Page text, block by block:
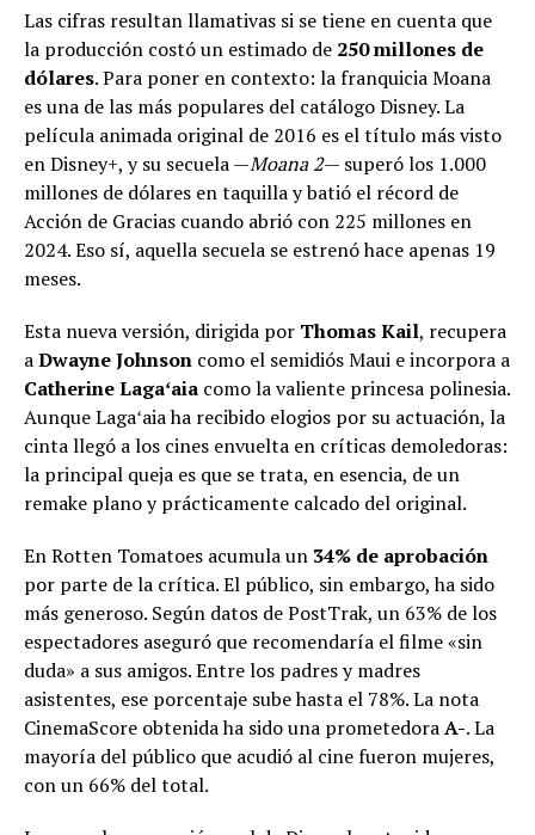
Las cifras resultan llamativas si se tiene en cuenta que
la producción costó un estimado de 250 millones de
dólares. Para poner en contexto: la franquicia Moana
es una de las más populares del catálogo Disney. La
película animada original de 2016 es el título más visto
en Disney+, y su secuela —Moana 2— superó los 1.000
millones de dólares en taquilla y batió el récord de
Acción de Gracias cuando abrió con 225 millones en
2024. Eso sí, aquella secuela se estrenó hace apenas 19
meses.
Esta nueva versión, dirigida por Thomas Kail, recupera
aDwayne Johnson como el semidiós Maui e incorpora a
Catherine Lagaʻaia como la valiente princesa polinesia.
Aunque Lagaʻaia ha recibido elogios por su actuación, la
cinta llegó a los cines envuelta en críticas demoledoras:
la principal queja es que se trata, en esencia, de un
remake plano y prácticamente calcado del original.
En Rotten Tomatoes acumula un 34% de aprobación
por parte de la crítica. El público, sin embargo, ha sido
más generoso. Según datos de PostTrak, un 63% de los
espectadores aseguró que recomendaría el filme «sin
duda» a sus amigos. Entre los padres y madres
asistentes, ese porcentaje sube hasta el 78%. La nota
CinemaScore obtenida ha sido una prometedoraA-. La
mayoría del público que acudió al cine fueron mujeres,
con un 66% del total.